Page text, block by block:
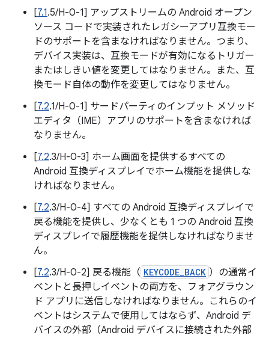
[7.1.5/H-0-1] アップストリームの Android オープン
ソース コードで実装されたレガシーアプリ互換モー
ドのサポートを含まなければなりません。つまり、
デバイス実装は、互換モードが有効になるトリガー
またはしきい値を変更してはなりません。また、互
換モード自体の動作を変更してはなりません。
[7.2.1/H-0-1] サードパーティのインプット メソッド
エディタ（IME）アプリのサポートを含まなければ
なりません。
[7.2.3/H-0-3] ホーム画面を提供するすべての
Android 互換ディスプレイでホーム機能を提供しな
ければなりません。
[7.2.3/H-0-4] すべての Android 互換ディスプレイで
戻る機能を提供し、少なくとも 1 つの Android 互換
ディスプレイで履歴機能を提供しなければなりませ
ん。
[7.2.3/H-0-2] 戻る機能（ KEYCODE_BACK ）の通常イ
ベントと長押しイベントの両方を、フォアグラウン
ド アプリに送信しなければなりません。これらのイ
ベントはシステムで使用してはならず、Android デ
バイスの外部（Android デバイスに接続された外部